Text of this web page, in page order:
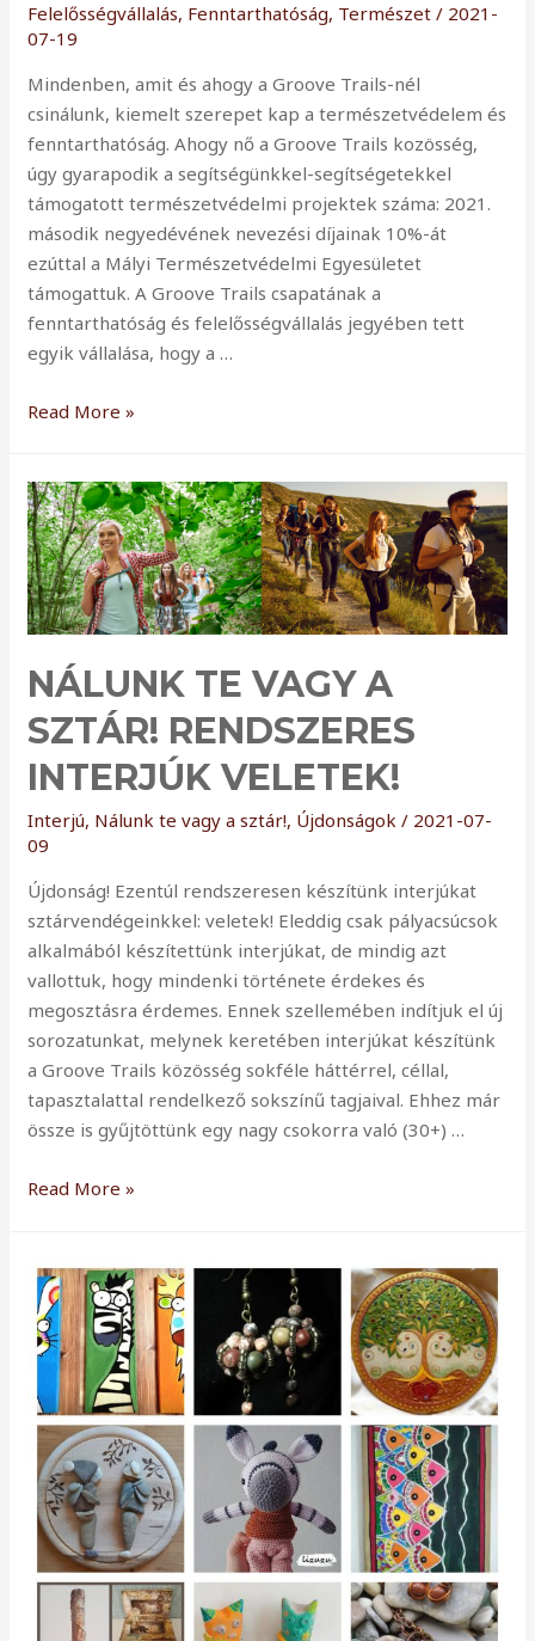
Felelősségvállalás, Fenntarthatóság, Természet / 2021-
07-19
Mindenben, amit és ahogy a Groove Trails-nél
csinálunk, kiemelt szerepet kap a természetvédelem és
fenntarthatóság. Ahogy nő a Groove Trails kozösség,
úgy gyarapodik a segítségünkkel-segítségetekkel
támogatott természetvédelmi projektek száma: 2021.
második negyedévének nevezési díjainak 10%-át
ezúttal a Mályi Természetvédelmi Egyesületet
támogattuk. A Groove Trails csapatának a
fenntarthatóság és felelősségvállalás jegyében tett
egyik vállalása, hogy a …
A
8.
természetvédelmi
felajánlása:
a
Mályi
Állomás
támogatása,
Füge
örökbefogadása
Read More »
NÁLUNK TE VAGY A
SZTÁR! RENDSZERES
INTERJÚK VELETEK!
Interjú, Nálunk te vagy a sztár!, Újdonságok / 2021-07-
09
Újdonság! Ezentúl rendszeresen készítünk interjúkat
sztárvendégeinkkel: veletek! Eleddig csak pályacsúcsok
alkalmából készítettünk interjúkat, de mindig azt
vallottuk, hogy mindenki története érdekes és
megosztásra érdemes. Ennek szellemében indítjuk el új
sorozatunkat, melynek keretében interjúkat készítünk
a Groove Trails közösség sokféle háttérrel, céllal,
tapasztalattal rendelkező sokszínű tagjaival. Ehhez már
össze is gyűjtöttünk egy nagy csokorra való (30+) …
Nálunk
a
sztár!
Rendszeres
interjúk
veletek!
Read More »